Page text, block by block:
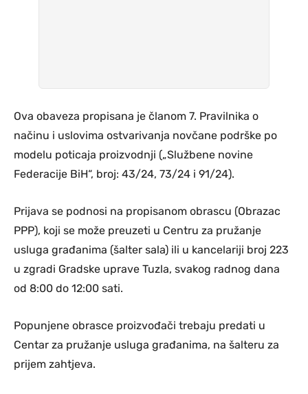
Ova obaveza propisana je članom 7. Pravilnika o
načinu i uslovima ostvarivanja novčane podrške po
modelu poticaja proizvodnji („Službene novine
Federacije BiH“, broj: 43/24, 73/24 i 91/24).
Prijava se podnosi na propisanom obrascu (Obrazac
PPP), koji se može preuzeti u Centru za pružanje
usluga građanima (šalter sala) ili u kancelariji broj 223
u zgradi Gradske uprave Tuzla, svakog radnog dana
od 8:00 do 12:00 sati.
Popunjene obrasce proizvođači trebaju predati u
Centar za pružanje usluga građanima, na šalteru za
prijem zahtjeva.